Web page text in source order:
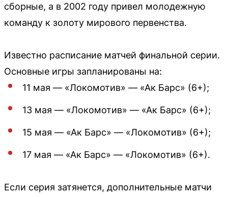
сборные, а в 2002 году привел молодежную
команду к золоту мирового первенства.
Известно расписание матчей финальной серии.
Основные игры запланированы на:
11 мая — «Локомотив» — «Ак Барс» (6+);
13 мая — «Локомотив» — «Ак Барс» (6+);
15 мая — «Ак Барс» — «Локомотив» (6+);
17 мая — «Ак Барс» — «Локомотив» (6+).
Если серия затянется, дополнительные матчи